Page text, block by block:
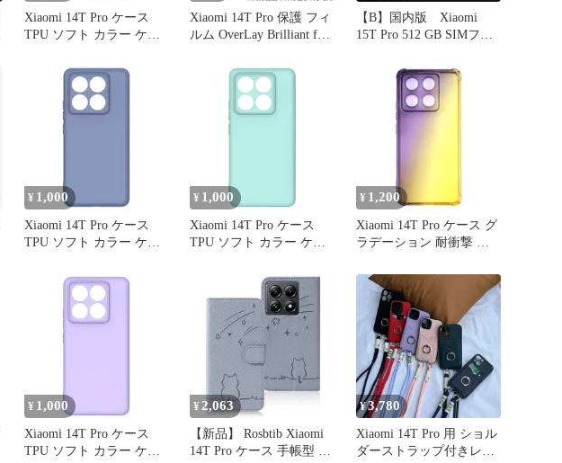
Xiaomi 14T Pro ケース
TPU ソフト カラー ケー
Xiaomi 14T Pro 保護 フィ
ルム OverLay Brilliant for
ン 液晶保護 指紋がつき
にくい 指紋防止 高光沢
【B】国内版 Xiaomi
15T Pro 512 GB SIMフリ
¥ 1,000
Xiaomi 14T Pro ケース
TPU ソフト カラー ケー
¥ 1,000
Xiaomi 14T Pro ケース
TPU ソフト カラー ケー
¥ 1,200
Xiaomi 14T Pro ケース グ
ラデーション 耐衝撃 ソ
ラック・ゴールド
¥ 1,000
Xiaomi 14T Pro ケース
TPU ソフト カラー ケー
¥ 2,063
【新品】 Rosbtib Xiaomi
14T Pro ケース 手帳型 シ
¥3,780
Xiaomi 14T Pro 用 ショル
ダーストラップ付きレザ